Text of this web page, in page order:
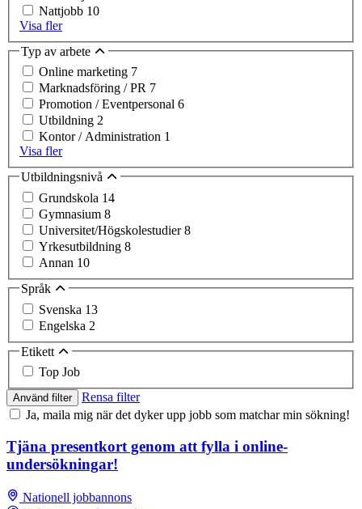
Nattjobb 10
Visa fler
Typ av arbete
Online marketing 7
Marknadsföring / PR 7
Promotion / Eventpersonal 6
Utbildning 2
Kontor / Administration 1
Visa fler
Utbildningsnivå
Grundskola 14
Gymnasium 8
Universitet/Högskolestudier8
Yrkesutbildning 8
Annan 10
Språk
Svenska 13
Engelska 2
Etikett
Top Job
Använd filter
Rensa filter
Ja, maila mig när det dyker upp jobb som matchar min sökning!
Tjäna presentkort genom att fylla i online-
undersökningar!
Nationell jobbannons